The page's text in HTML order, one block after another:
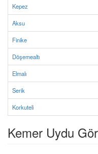
Kepez
Aksu
Finike
Döşemealtı
Elmalı
Serik
Korkuteli
Kemer Uydu